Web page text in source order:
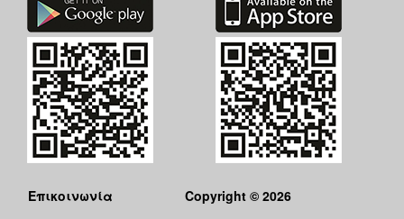
Επικοινωνία Copyright © 2026